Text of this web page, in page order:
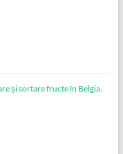
și sortare fructe în Belgia.